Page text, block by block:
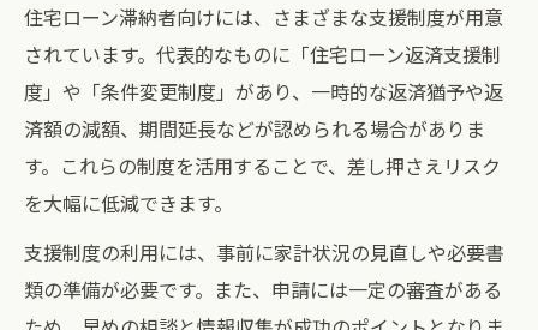
住宅ローン滞納者向けには、さまざまな支援制度が用意
されています。代表的なものに「住宅ローン返済支援制
度」や「条件変更制度」があり、一時的な返済猶予や返
済額の減額、期間延長などが認められる場合がありま
す。これらの制度を活用することで、差し押さえリスク
を大幅に低減できます。
支援制度の利用には、事前に家計状況の見直しや必要書
類の準備が必要です。また、申請には一定の審査がある